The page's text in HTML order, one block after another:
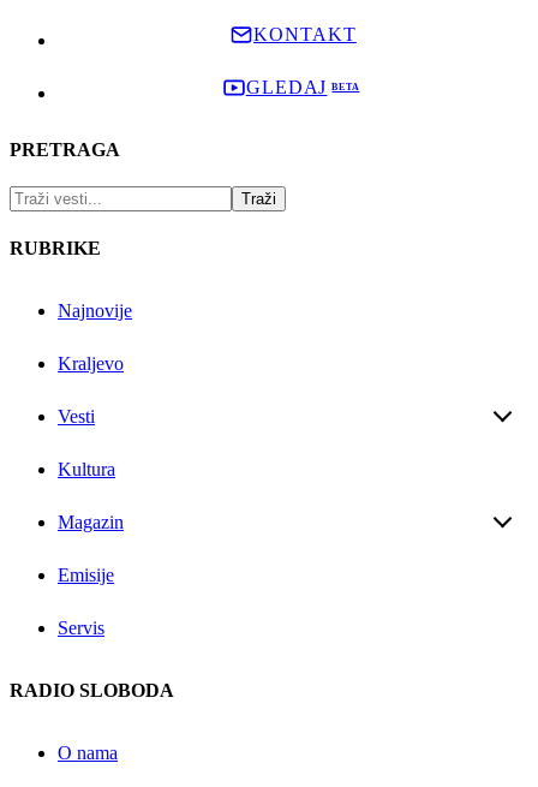
KONTAKT
GLEDAJ
PRETRAGA
RUBRIKE
Najnovije
Kraljevo
Vesti
Kultura
Magazin
Emisije
Servis
RADIO SLOBODA
O nama